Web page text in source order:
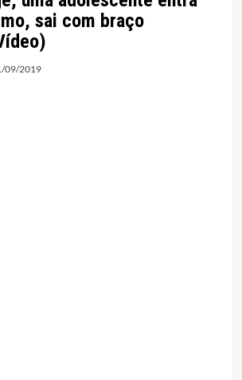
sai com braço
09/2019